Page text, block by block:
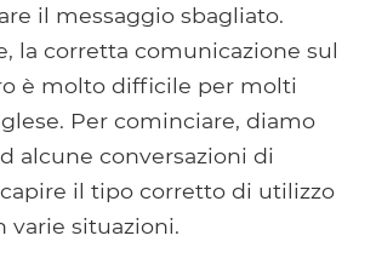
il messaggio sbagliato.
la corretta comunicazione sul
è molto difficile per molti
Per cominciare, diamo
alcune conversazioni di
il tipo corretto di utilizzo
varie situazioni.